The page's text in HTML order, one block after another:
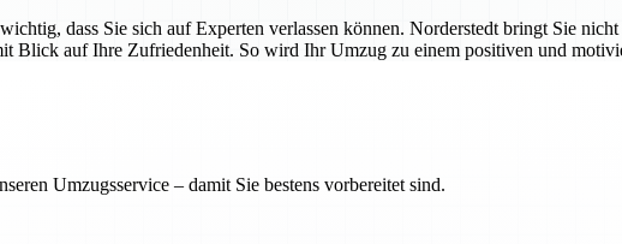
dass Sie sich auf Experten verlassen können. Norderstedt bringt Sie
Blick auf Ihre Zufriedenheit. So wird Ihr Umzug zu einem positiven und
Umzugsservice – damit Sie bestens vorbereitet sind.